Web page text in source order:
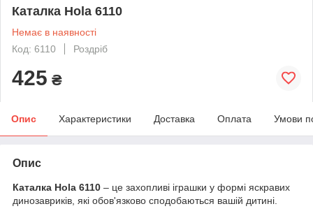
Каталка Hola 6110
Немає в наявності
Код: 6110
Роздріб
425 ₴
Опис Характеристики Доставка Оплата Умови
Опис
Каталка Hola 6110 – це захопливі іграшки у формі яскравих
динозавриків, які обов'язково сподобаються вашій дитині.